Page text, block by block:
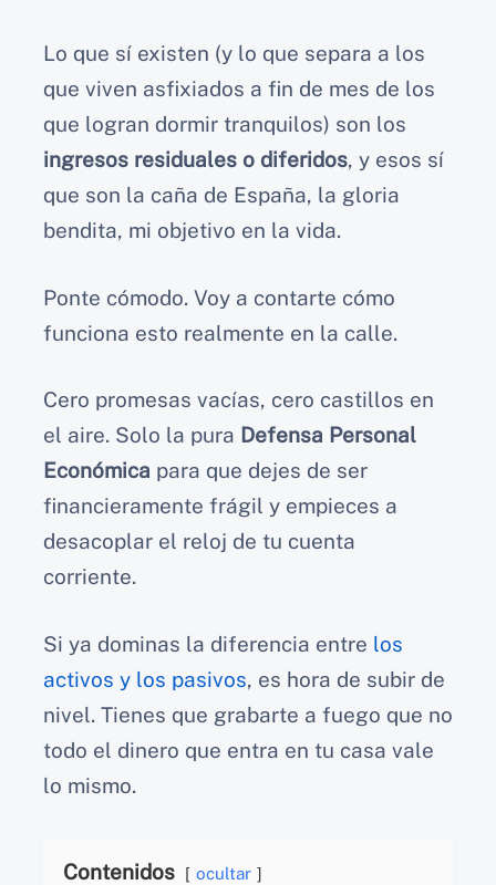
Lo que sí existen (y lo que separa a los
que viven asfixiados a fin de mes de los
que logran dormir tranquilos) son los
ingresos residuales o diferidos, y esos sí
que son la caña de España, la gloria
bendita, mi objetivo en la vida.
Ponte cómodo. Voy a contarte cómo
funciona esto realmente en la calle.
Cero promesas vacías, cero castillos en
el aire. Solo la pura Defensa Personal
Económica para que dejes de ser
financieramente frágil y empieces a
desacoplar el reloj de tu cuenta
corriente.
Si ya dominas la diferencia entre los
activos y los pasivos, es hora de subir de
nivel. Tienes que grabarte a fuego que no
todo el dinero que entra en tu casa vale
lo mismo.
Contenidos ocultar